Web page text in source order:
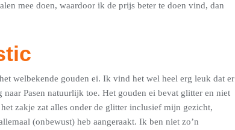
mee doen, waardoor ik de prijs beter te doen vind, dan
welbekende gouden ei. Ik vind het wel heel erg leuk dat er
Pasen natuurlijk toe. Het gouden ei bevat glitter en niet
zakje zat alles onder de glitter inclusief mijn gezicht,
(onbewust) heb aangeraakt. Ik ben niet zo’n